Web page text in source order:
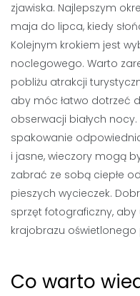
zjawiska. Najlepszym
maja do lipca, kiedy
Kolejnym krokiem jest
noclegowego. Warto
pobliżu atrakcji
aby móc łatwo dotrzeć
obserwacji białych
spakowanie
i jasne, wieczory mogą
zabrać ze sobą ciepłe
pieszych wycieczek.
sprzęt fotograficzny,
krajobrazu oświetlonego
Co warto